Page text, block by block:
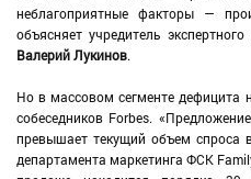
неблагоприятные факторы —
объясняет учредитель
Валерий Лукинов.
Но в массовом сегменте дефицита
собеседников Forbes.
превышает текущий объем спроса
департамента маркетинга ФСК